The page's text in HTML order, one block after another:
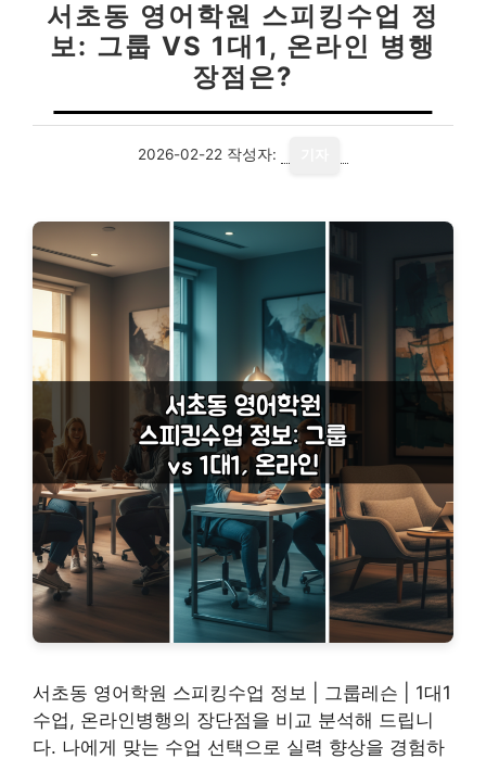
서초동 영어학원 스피킹수업 정
보: 그룹 VS 1대1, 온라인 병행
장점은?
2026-02-22 작성자:
서초동 영어학원 스피킹수업 정보 | 그룹레슨 | 1대1
수업, 온라인병행의 장단점을 비교 분석해 드립니
다. 나에게 맞는 수업 선택으로 실력 향상을 경험하